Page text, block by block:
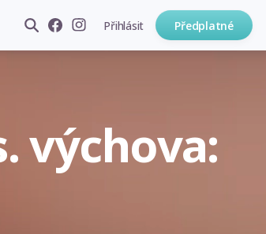
Přihlásit Předplatné
výchova: